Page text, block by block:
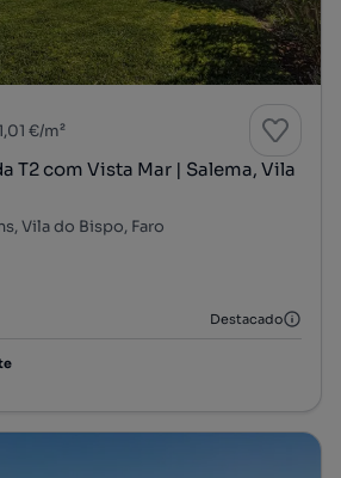
€/m²
T2 com Vista Mar | Salema, Vila
Vila do Bispo, Faro
Destacado